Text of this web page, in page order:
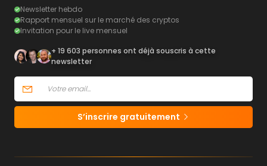
Newsletter hebdo
Rapport mensuel sur le marché des cryptos
Invitation pour le live mensuel
+ 19 603 personnes ont déjà souscris à cette
newsletter
S’inscrire gratuitement